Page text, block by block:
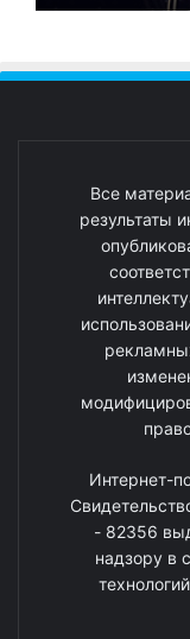
Все
результаты
Интернет-
- 82356
надзору в